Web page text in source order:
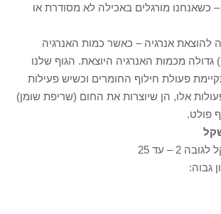
– כשאנחנו מורגלים באכילה לא מסודרת או
להוצאת אנרגיה – כאשר כמות האנרגיה
גדולה מכמות האנרגיה היוצאת. הגוף שלנו
פעולת חילוף החומרים וכשיש פעילות
אלו, הן שיוצרות את החום (שריפת שומן)
פולט.
גבוה: